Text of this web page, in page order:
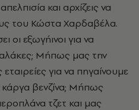
και αρχίζεις να
του Κώστα Χαρδαβέλα.
οι εξωγήινοι για να
Μήπως μας την
για να πηγαίνουμε
βενζίνα; Μήπως
τζετ και μας